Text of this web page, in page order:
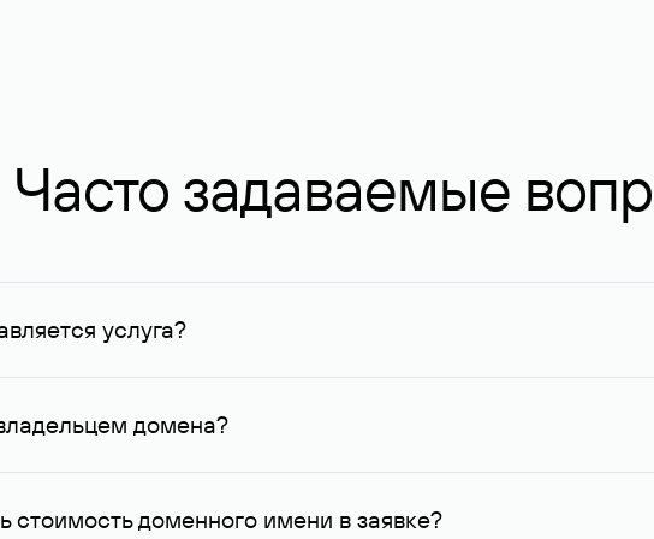
Часто задаваемые
услуга?
в Руцентре и у других регистраторов. Для доменов,
домена?
его контактные данные, доступные Руцентру.
стоимость доменного имени в заявке?